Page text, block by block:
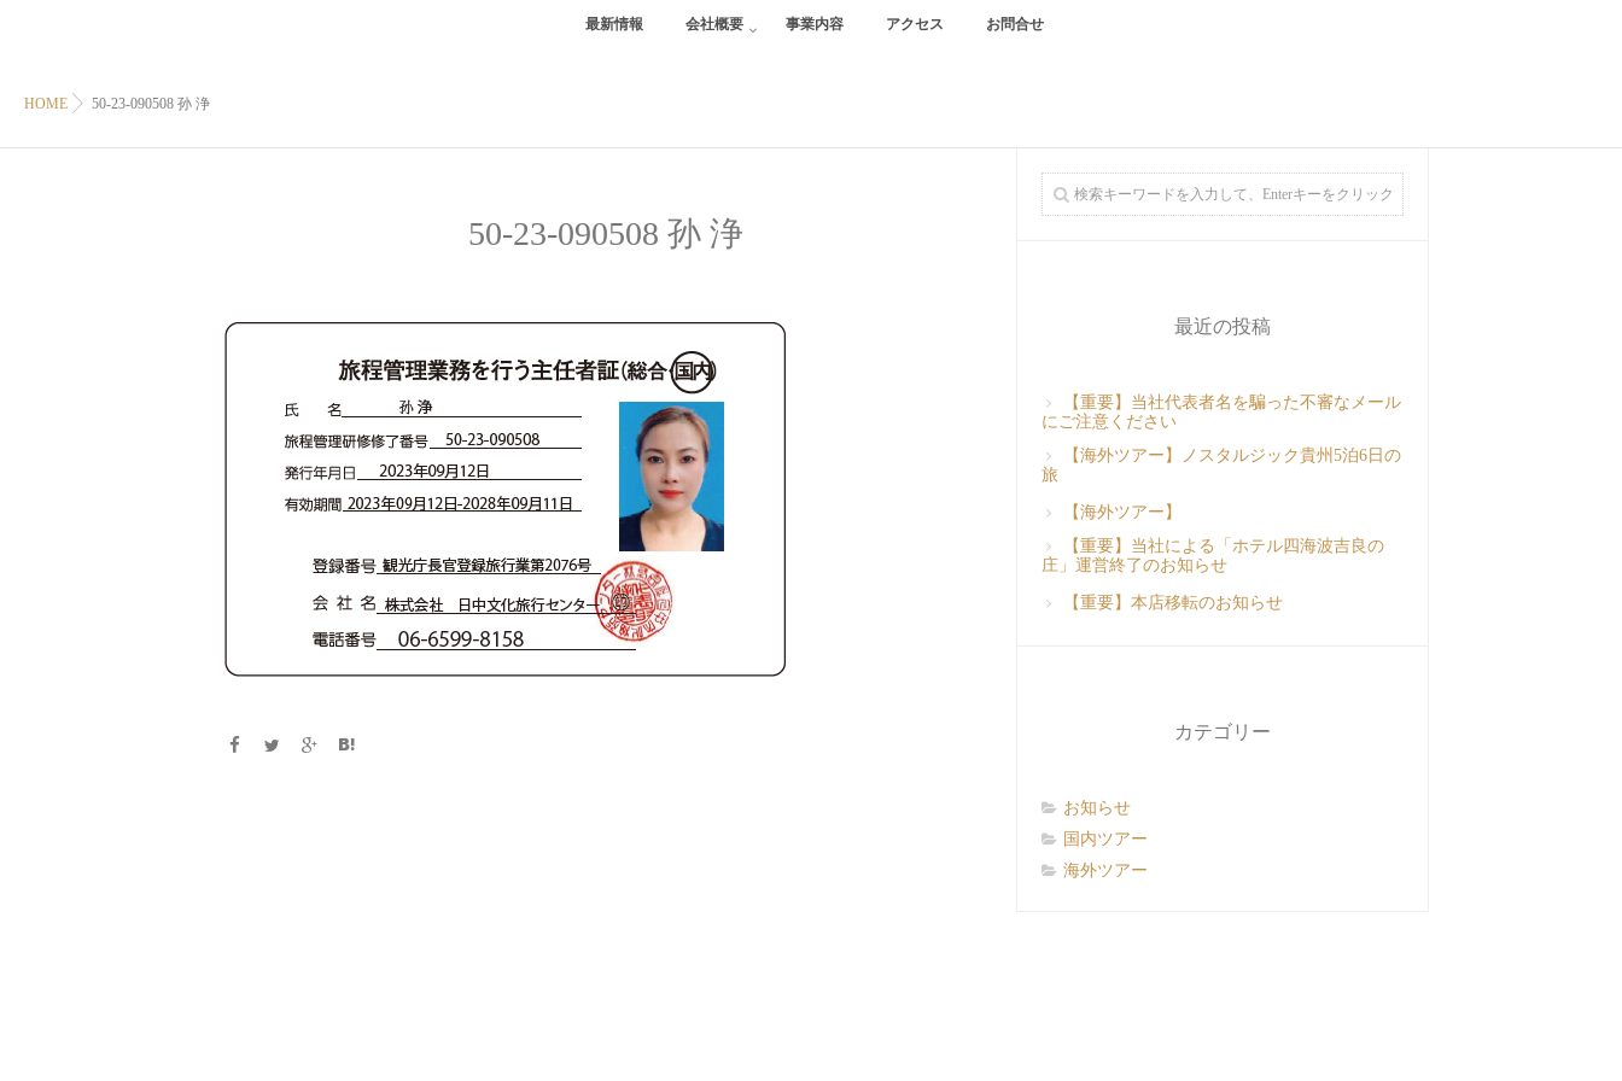
最新情報 会社概要 事業内容 アクセス お問合せ
HOME 50-23-090508 孙 浄
50-23-090508 孙 浄
最近の投稿
【重要】当社代表者名を騙った不審なメール
にご注意ください
【海外ツアー】ノスタルジック貴州5泊6日の
旅
【海外ツアー】
【重要】当社による「ホテル四海波吉良の
庄」運営終了のお知らせ
【重要】本店移転のお知らせ
カテゴリー
お知らせ
国内ツアー
海外ツアー